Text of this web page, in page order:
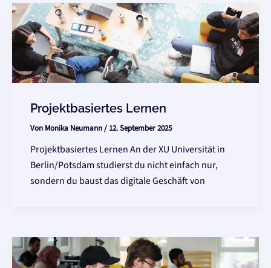
Projektbasiertes Lernen
Von Monika Neumann/ 12. September 2025
Projektbasiertes Lernen An der XU Universität in
Berlin/Potsdam studierst du nicht einfach nur,
sondern du baust das digitale Geschäft von